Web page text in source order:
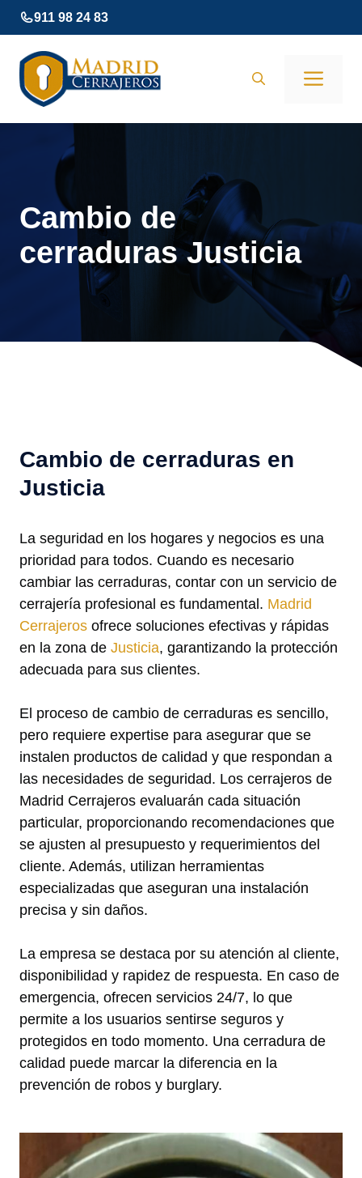
Saltar
al
contenido
911 98 24 83
Cambio de
cerraduras Justicia
Cambio de cerraduras en
Justicia
La seguridad en los hogares y negocios es una
prioridad para todos. Cuando es necesario
cambiar las cerraduras, contar con un servicio de
cerrajería profesional es fundamental. Madrid
Cerrajeros ofrece soluciones efectivas y rápidas
en la zona de Justicia, garantizando la protección
adecuada para sus clientes.
El proceso de cambio de cerraduras es sencillo,
pero requiere expertise para asegurar que se
instalen productos de calidad y que respondan a
las necesidades de seguridad. Los cerrajeros de
Madrid Cerrajeros evaluarán cada situación
particular, proporcionando recomendaciones que
se ajusten al presupuesto y requerimientos del
cliente. Además, utilizan herramientas
especializadas que aseguran una instalación
precisa y sin daños.
La empresa se destaca por su atención al cliente,
disponibilidad y rapidez de respuesta. En caso de
emergencia, ofrecen servicios 24/7, lo que
permite a los usuarios sentirse seguros y
protegidos en todo momento. Una cerradura de
calidad puede marcar la diferencia en la
prevención de robos y burglary.